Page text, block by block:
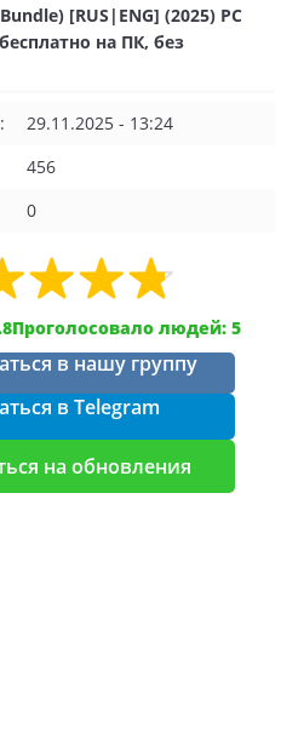
[RUS|ENG] (2025) PC
на ПК, без
29.11.2025 - 13:24
456
0
Проголосовало людей: 5
в нашу группу
в Telegram
на обновления